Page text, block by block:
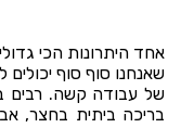
אחד היתרונות הכי
שאנחנו סוף סוף
של עבודה קשה. רבים
בריכה ביתית בחצר,